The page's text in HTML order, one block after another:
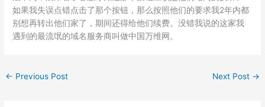
如果我失误点错点击了那个按钮，那么按照他们的要求我2年内都
别想再转出他们家了，期间还得给他们续费。没错我说的这家我
遇到的最流氓的域名服务商叫做中国万维网。
← Previous Post Next Post →